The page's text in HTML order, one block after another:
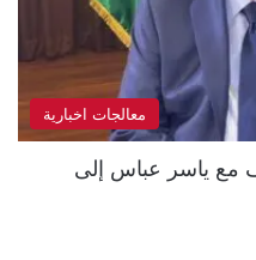
معالجات اخبارية
مع ياسر عباس إلى